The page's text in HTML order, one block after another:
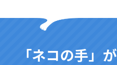
「ネコの手」が